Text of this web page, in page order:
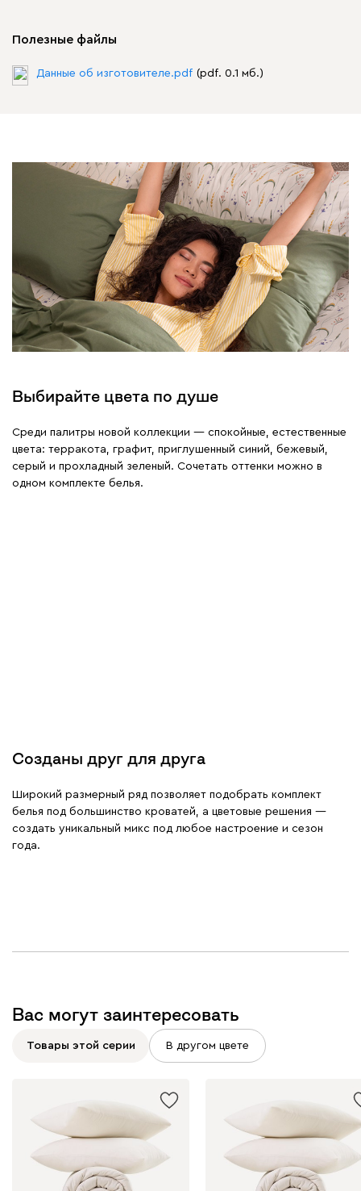
Полезные файлы
Данные об изготовителе.pdf (pdf. 0.1 мб.)
Выбирайте цвета по душе
Среди палитры новой коллекции — спокойные, естественные
цвета: терракота, графит, приглушенный синий, бежевый,
серый и прохладный зеленый. Сочетать оттенки можно в
одном комплекте белья.
Созданы друг для друга
Широкий размерный ряд позволяет подобрать комплект
белья под большинство кроватей, а цветовые решения —
создать уникальный микс под любое настроение и сезон
года.
Вас могут заинтересовать
Товары этой серии В другом цвете